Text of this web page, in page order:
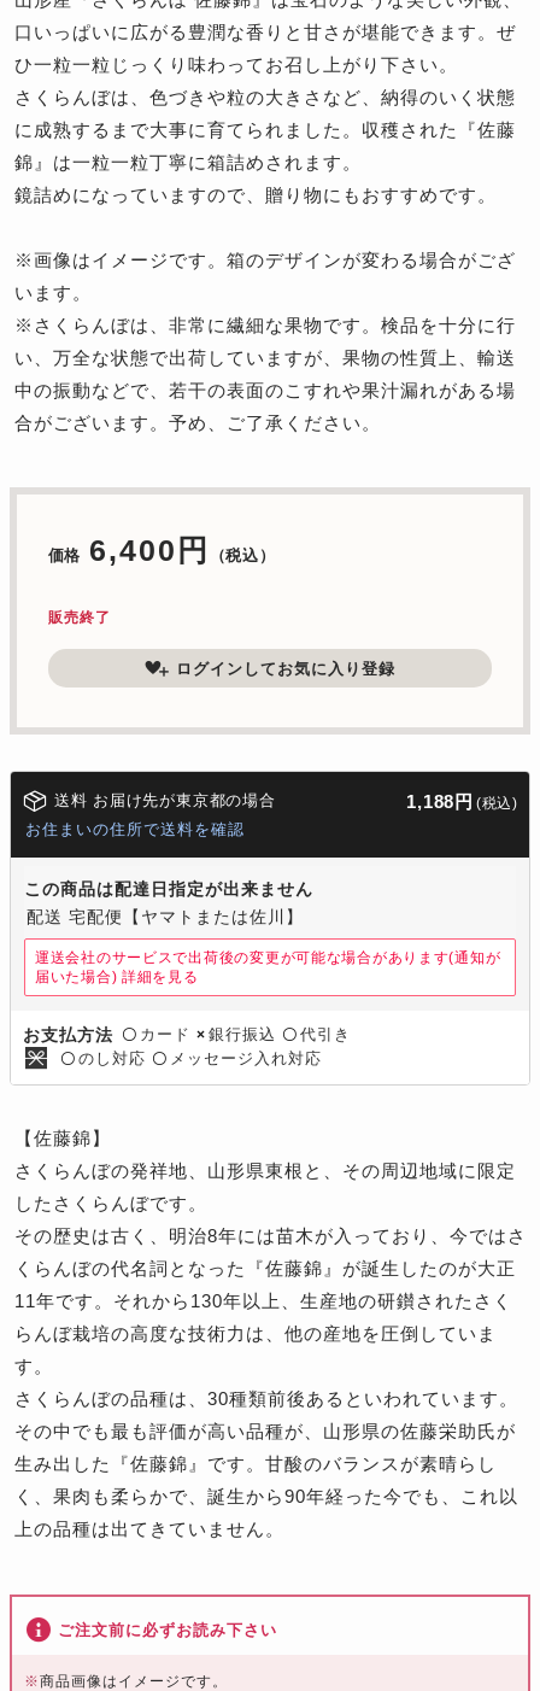
口いっぱいに広がる豊潤な香りと甘さが堪能できます。ぜ
ひ一粒一粒じっくり味わってお召し上がり下さい。
さくらんぼは、色づきや粒の大きさなど、納得のいく状態
に成熟するまで大事に育てられました。収穫された『佐藤
錦』は一粒一粒丁寧に箱詰めされます。
鏡詰めになっていますので、贈り物にもおすすめです。
※画像はイメージです。箱のデザインが変わる場合がござ
います。
※さくらんぼは、非常に繊細な果物です。検品を十分に行
い、万全な状態で出荷していますが、果物の性質上、輸送
中の振動などで、若干の表面のこすれや果汁漏れがある場
合がございます。予め、ご了承ください。
価格 6,400円 （税込）
販売終了
ログインしてお気に入り登録
送料 お届け先が東京都の場合 1,188円 (税込)
お住まいの住所で送料を確認
この商品は配達日指定が出来ません
配送 宅配便【ヤマトまたは佐川】
運送会社のサービスで出荷後の変更が可能な場合があります(通知が
届いた場合) 詳細を見る
お支払方法 〇 カード × 銀行振込 〇 代引き
〇 のし対応 〇 メッセージ入れ対応
【佐藤錦】
さくらんぼの発祥地、山形県東根と、その周辺地域に限定
したさくらんぼです。
その歴史は古く、明治8年には苗木が入っており、今ではさ
くらんぼの代名詞となった『佐藤錦』が誕生したのが大正
11年です。それから130年以上、生産地の研鑚されたさく
らんぼ栽培の高度な技術力は、他の産地を圧倒していま
す。
さくらんぼの品種は、30種類前後あるといわれています。
その中でも最も評価が高い品種が、山形県の佐藤栄助氏が
生み出した『佐藤錦』です。甘酸のバランスが素晴らし
く、果肉も柔らかで、誕生から90年経った今でも、これ以
上の品種は出てきていません。
ご注文前に必ずお読み下さい
※商品画像はイメージです。